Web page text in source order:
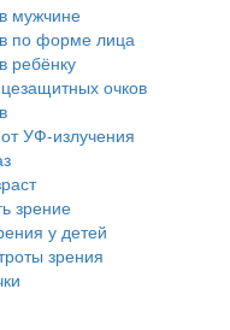
мужчине
по форме лица
ребёнку
очков
УФ-излучения
зрение
у детей
зрения